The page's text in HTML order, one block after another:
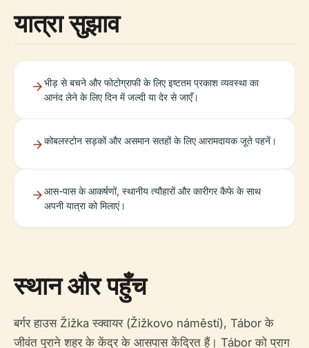
यात्रा सुझाव
भीड़ से बचने और फोटोग्राफी के लिए इष्टतम प्रकाश व्यवस्था का
आनंद लेने के लिए दिन में जल्दी या देर से जाएँ।
कोबलस्टोन सड़कों और असमान सतहों के लिए आरामदायक जूते पहनें।
आस-पास के आकर्षणों, स्थानीय त्यौहारों और कारीगर कैफे के साथ
अपनी यात्रा को मिलाएं।
स्थान और पहुँच
बर्गर हाउस Žižka स्क्वायर (Žižkovo náměstí), Tábor के
जीवंत पुराने शहर के केंद्र के आसपास केंद्रित हैं। Tábor को प्राग